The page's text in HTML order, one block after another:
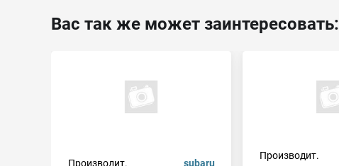
Вас так же может заинтересовать:
Производит.
subaru
Производит.